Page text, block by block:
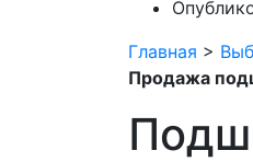
Главная >
Продажа